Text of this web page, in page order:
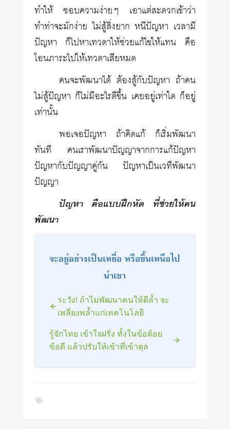
ทำให้ ชอบความง่ายๆ เอาแต่สะดวกเข้าว่า
ทำท่าจะมักง่าย ไม่สู้สิ่งยาก หนีปัญหา เวลามี
ปัญหา ก็ไปหาเทวดาให้ช่วยแก้ไขให้แทน คือ
โอนภาระไปให้เทวดาเสียหมด
คนจะพัฒนาได้ ต้องสู้กับปัญหา ถ้าคน
ไม่สู้ปัญหา ก็ไม่มีอะไรดีขึ้น เคยอยู่เท่าใด ก็อยู่
เท่านั้น
พอเจอปัญหา ถ้าคิดแก้ ก็เริ่มพัฒนา
ทันที คนเราพัฒนาปัญญาจากการแก้ปัญหา
ปัญหากับปัญญาคู่กัน ปัญหาเป็นเวทีพัฒนา
ปัญญา
ปัญหา คือแบบฝึกหัด ที่ช่วยให้คน
พัฒนา
จะอยู่อย่างเป็นเหยื่อ หรือขึ้นเหนือไป
นำเขา
ระวัง! ถ้าไม่พัฒนาคนให้ดีล้ำ จะ
เพลี่ยงพล้ำแก่เทคโนโลยี
รู้จักไทย เข้าใจฝรั่ง ทั้งในข้อด้อย
ข้อดี แล้วปรับให้เข้าที่เข้าดุล